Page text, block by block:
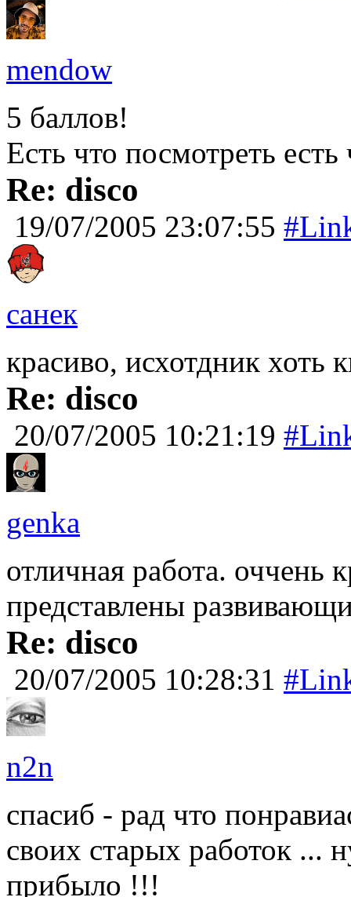
mendow
5 баллов!
Есть что посмотреть
Re: disco
19/07/2005 23:07:55
санек
красиво, исхотдник хоть
Re: disco
20/07/2005 10:21:19
genka
отличная работа. оччень
представлены
Re: disco
20/07/2005 10:28:31
n2n
спасиб - рад что
своих старых работок ...
прибыло !!!